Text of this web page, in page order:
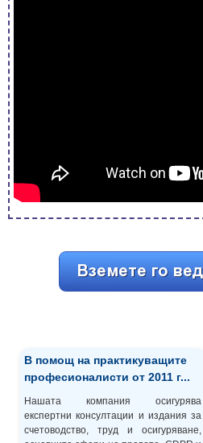
В помощ на практикуващите
професионалисти от 2011 г...
Нашата компания осигурява
експертни консултации и издания за
счетоводство, труд и осигуряване,